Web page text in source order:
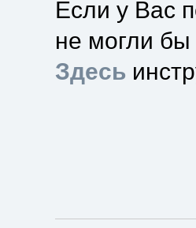
Если у Вас
не могли
Здесь